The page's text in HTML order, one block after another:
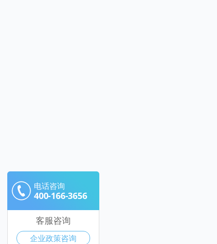
电话咨询
400-166-3656
客服咨询
企业政策咨询